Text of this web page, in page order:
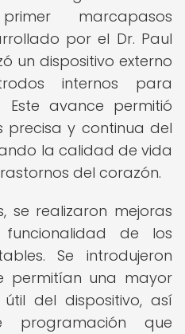
marcapasos
por el Dr. Paul
un dispositivo externo
internos para
Este avance permitió
precisa y continua del
la calidad de vida
del corazón.
se realizaron mejoras
de los
Se introdujeron
permitían una mayor
del dispositivo, así
programación que